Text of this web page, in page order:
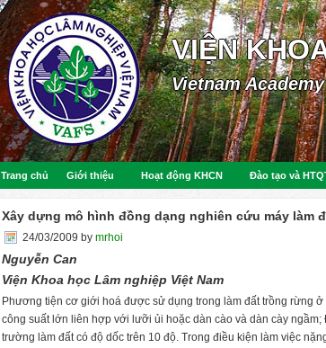
VIỆN
Vietnam
Trang chủ Giới thiệu Hoạt động KHCN Đào tạo và
Xây dựng mô hình đồng dạng nghiên cứu máy làm
24/03/2009 by mrhoi
Nguyễn Can
Viện Khoa học Lâm nghiệp Việt Nam
Phương tiện cơ giới hoá được sử dụng trong làm đất trồng rừng
công suất lớn liên hợp với lưỡi ủi hoặc dàn cào và dàn cày
trường làm đất có độ dốc trên 10 độ. Trong điều kiện làm việc